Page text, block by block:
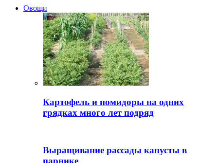
Овощи
Картофель и помидоры на одних
грядках много лет подряд
Выращивание рассады капусты в
парнике